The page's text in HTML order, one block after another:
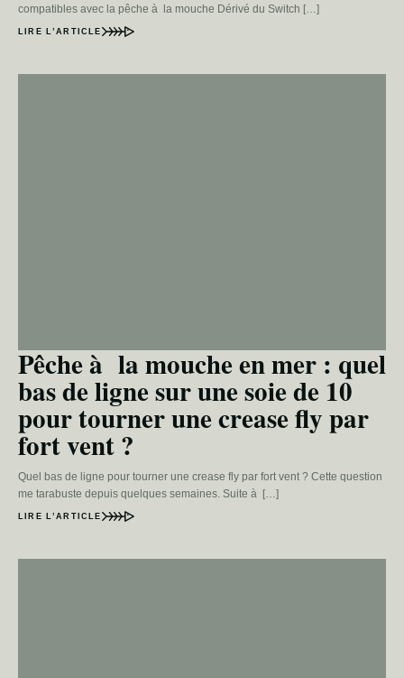
compatibles avec la pêche à la mouche Dérivé du Switch […]
LIRE L’ARTICLE
Pêche à la mouche en mer : quel
bas de ligne sur une soie de 10
pour tourner une crease fly par
fort vent ?
Quel bas de ligne pour tourner une crease fly par fort vent ? Cette question
me tarabuste depuis quelques semaines. Suite à […]
LIRE L’ARTICLE